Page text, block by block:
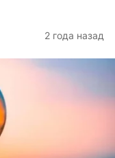
2 года назад